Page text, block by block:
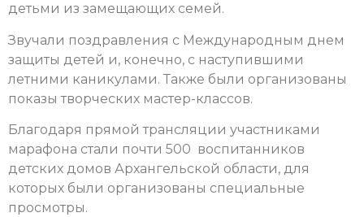
детьми из замещающих семей.
Звучали поздравления с Международным днем
защиты детей и, конечно, с наступившими
летними каникулами. Также были организованы
показы творческих мастер-классов.
Благодаря прямой трансляции участниками
марафона стали почти 500 воспитанников
детских домов Архангельской области, для
которых были организованы специальные
просмотры.